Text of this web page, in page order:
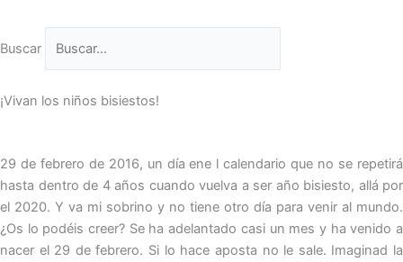
Buscar
¡Vivan los niños bisiestos!
29 de febrero de 2016, un día ene l calendario que no se repetirá
hasta dentro de 4 años cuando vuelva a ser año bisiesto, allá por
el 2020. Y va mi sobrino y no tiene otro día para venir al mundo.
¿Os lo podéis creer? Se ha adelantado casi un mes y ha venido a
nacer el 29 de febrero. Si lo hace aposta no le sale. Imaginad la